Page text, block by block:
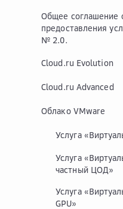
Общее соглашение
предоставления
№ 2.0.
Cloud.ru Evolution
Cloud.ru Advanced
Облако VMware
Услуга
Услуга
частный ЦОД»
Услуга
GPU»